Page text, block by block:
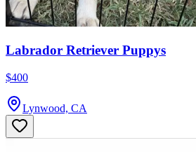
Labrador Retriever Puppys
$400
Lynwood, CA